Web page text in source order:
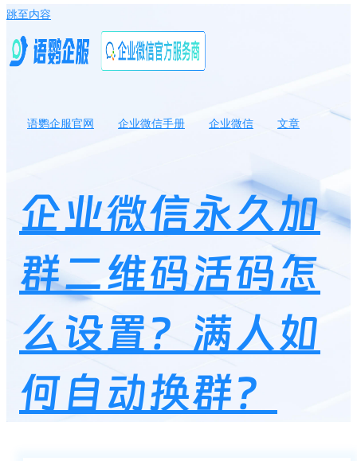
跳至内容
语鹦企服官网 企业微信手册 企业微信
文章
企业微信永久加
群二维码活码怎
么设置？满人如
何自动换群？